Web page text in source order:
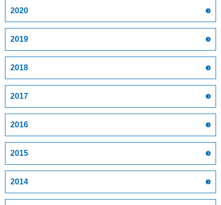
2020
2019
2018
2017
2016
2015
2014